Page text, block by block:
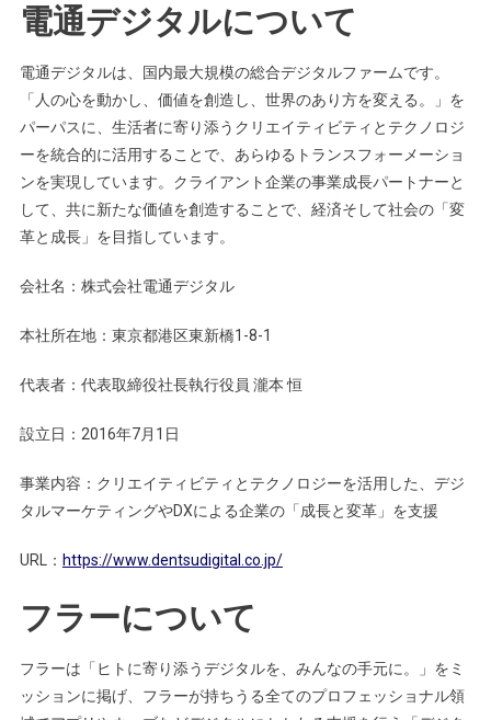
電通デジタルについて
電通デジタルは、国内最大規模の総合デジタルファームです。
「人の心を動かし、価値を創造し、世界のあり方を変える。」を
パーパスに、生活者に寄り添うクリエイティビティとテクノロジ
ーを統合的に活用することで、あらゆるトランスフォーメーショ
ンを実現しています。クライアント企業の事業成長パートナーと
して、共に新たな価値を創造することで、経済そして社会の「変
革と成長」を目指しています。
会社名：株式会社電通デジタル
本社所在地：東京都港区東新橋1-8-1
代表者：代表取締役社長執行役員 瀧本 恒
設立日：2016年7月1日
事業内容：クリエイティビティとテクノロジーを活用した、デジ
タルマーケティングやDXによる企業の「成長と変革」を支援
URL： https://www.dentsudigital.co.jp/
フラーについて
フラーは「ヒトに寄り添うデジタルを、みんなの手元に。」をミ
ッションに掲げ、フラーが持ちうる全てのプロフェッショナル領